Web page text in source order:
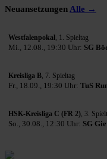
Neuansetzungen Alle →
Westfalenpokal , 1. Spieltag
Mi., 12.08., 19:30 Uhr: SG
Kreisliga B, 7. Spieltag
Fr., 18.09., 19:30 Uhr: TuS
HSK-Kreisliga C (FR 2), 3.
So., 30.08., 12:30 Uhr: SG